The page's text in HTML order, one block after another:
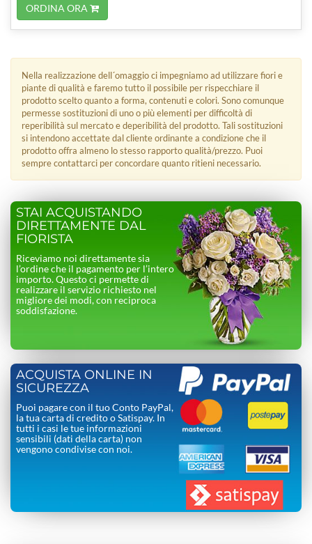
ORDINA ORA
Nella realizzazione dell´omaggio ci impegniamo ad utilizzare fiori e
piante di qualità e faremo tutto il possibile per rispecchiare il
prodotto scelto quanto a forma, contenuti e colori. Sono comunque
permesse sostituzioni di uno o più elementi per difficoltà di
reperibilità sul mercato e deperibilità del prodotto. Tali sostituzioni
si intendono accettate dal cliente ordinante a condizione che il
prodotto offra almeno lo stesso rapporto qualità/prezzo. Puoi
sempre contattarci per concordare quanto ritieni necessario.
STAI ACQUISTANDO
DIRETTAMENTE DAL
FIORISTA
Riceviamo noi direttamente sia
l’ordine che il pagamento per l’intero
importo. Questo ci permette di
realizzare il servizio richiesto nel
migliore dei modi, con reciproca
soddisfazione.
ACQUISTA ONLINE IN
SICUREZZA
Puoi pagare con il tuo Conto PayPal,
la tua carta di credito o Satispay. In
tutti i casi le tue informazioni
sensibili (dati della carta) non
vengono condivise con noi.